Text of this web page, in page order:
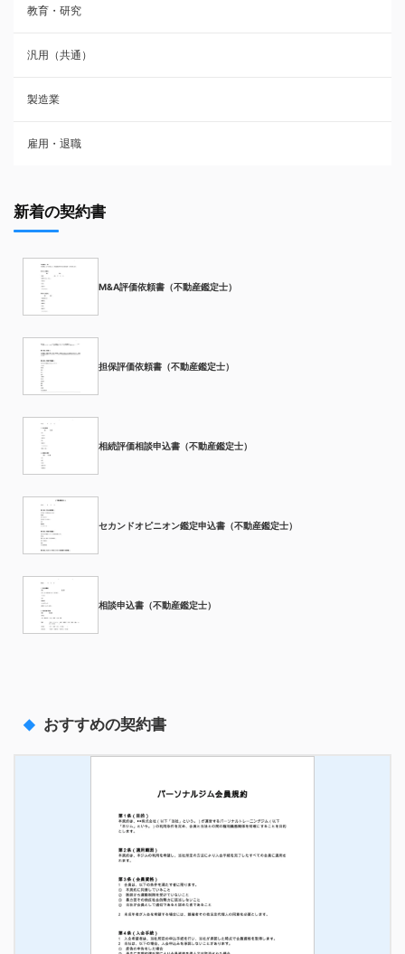
教育・研究
汎用（共通）
製造業
雇用・退職
新着の契約書
M&A評価依頼書（不動産鑑定士）
担保評価依頼書（不動産鑑定士）
相続評価相談申込書（不動産鑑定士）
セカンドオピニオン鑑定申込書（不動産鑑定士）
相談申込書（不動産鑑定士）
おすすめの契約書